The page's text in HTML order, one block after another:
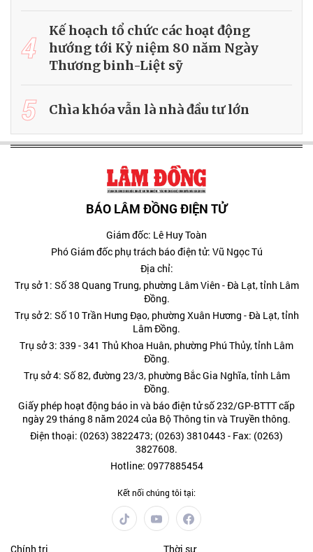
4
Kế hoạch tổ chức các hoạt động
hướng tới Kỷ niệm 80 năm Ngày
Thương binh-Liệt sỹ
5 Chìa khóa vẫn là nhà đầu tư lớn
BÁO LÂM ĐỒNG ĐIỆN TỬ
Giám đốc: Lê Huy Toàn
Phó Giám đốc phụ trách báo điện tử: Vũ Ngọc Tú
Địa chỉ:
Trụ sở 1: Số 38 Quang Trung, phường Lâm Viên - Đà Lạt, tỉnh Lâm
Đồng.
Trụ sở 2: Số 10 Trần Hưng Đạo, phường Xuân Hương - Đà Lạt, tỉnh
Lâm Đồng.
Trụ sở 3: 339 - 341 Thủ Khoa Huân, phường Phú Thủy, tỉnh Lâm
Đồng.
Trụ sở 4: Số 82, đường 23/3, phường Bắc Gia Nghĩa, tỉnh Lâm
Đồng.
Giấy phép hoạt động báo in và báo điện tử số 232/GP-BTTT cấp
ngày 29 tháng 8 năm 2024 của Bộ Thông tin và Truyền thông.
Điện thoại: (0263) 3822473; (0263) 3810443 - Fax: (0263)
3827608.
Hotline: 0977885454
Kết nối chúng tôi tại:
Chính trị Thời sự